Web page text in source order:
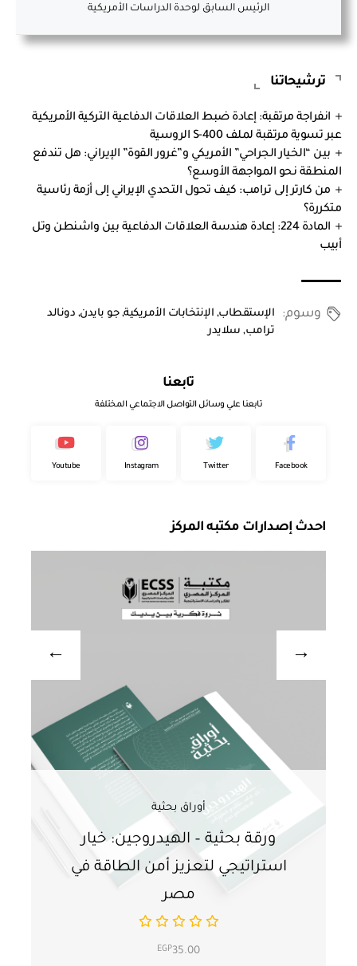
الرئيس السابق لوحدة الدراسات الأمريكية
ترشيحاتنا
انفراجة مرتقبة: إعادة ضبط العلاقات الدفاعية التركية الأمريكية
عبر تسوية مرتقبة لملف S-400 الروسية
بين “الخيار الجراحي” الأمريكي و”غرور القوة” الإيراني: هل تندفع
المنطقة نحو المواجهة الأوسع؟
من كارتر إلى ترامب: كيف تحول التحدي الإيراني إلى أزمة رئاسية
متكررة؟
المادة 224: إعادة هندسة العلاقات الدفاعية بين واشنطن وتل
أبيب
وسوم: الإستقطاب,الإنتخابات الأمريكية,جو بايدن,دونالد
ترامب,سلايدر
تابعنا
تابعنا علي وسائل التواصل الاجتماعي المختلفة
Facebook
Twitter
Instagram
Youtube
احدث إصدارات مكتبه المركز
أوراق بحثية
ورقة بحثية – الهيدروجين: خيار
استراتيجي لتعزيز أمن الطاقة في
مصر
EGP35.00